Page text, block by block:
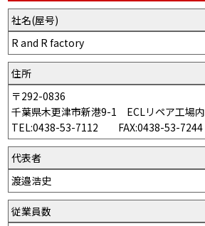
社名(屋号)
R and R factory
住所
〒292-0836
千葉県木更津市新港9-1 ECLリペア工場内
TEL:0438-53-7112 FAX:0438-53-7244
代表者
渡邉浩史
従業員数